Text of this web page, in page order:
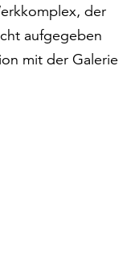
der
aufgegeben
mit der Galerie